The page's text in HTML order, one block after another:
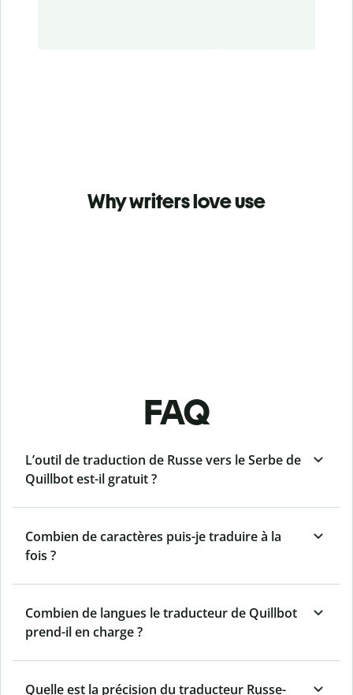
Why writers love use
FAQ
L’outil de traduction de Russe vers le Serbe de
Quillbot est-il gratuit ?
Combien de caractères puis-je traduire à la
fois ?
Combien de langues le traducteur de Quillbot
prend-il en charge ?
Quelle est la précision du traducteur Russe-